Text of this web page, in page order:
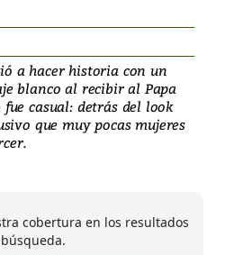
a hacer historia con un
blanco al recibir al Papa
fue casual: detrás del look
que muy pocas mujeres
cobertura en los resultados